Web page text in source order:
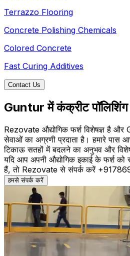
Terrazzo Flooring
Concrete Polishing Chemicals
Colored Concrete
Fast Curing Additives
Contact Us
Guntur में कंक्रीट पॉलिशिंग
Rezovate औद्योगिक फर्श विशेषज्ञ है और
सेवाओं का अग्रणी प्रदाता है। हमारे पास
टिकाऊ सतहों में बदलने का अनुभव और
यदि आप अपनी औद्योगिक इकाई के फर्श को
हैं, तो Rezovate से संपर्क करें
हमसे संपर्क करें